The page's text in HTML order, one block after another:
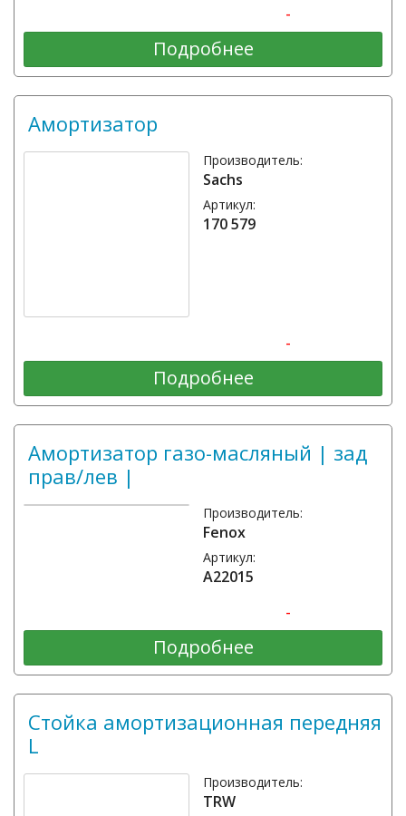
-
Подробнее
Амортизатор
Производитель:
Sachs
Артикул:
170 579
-
Подробнее
Амортизатор газо-масляный | зад
прав/лев |
Производитель:
Fenox
Артикул:
A22015
-
Подробнее
Стойка амортизационная передняя
L
Производитель:
TRW